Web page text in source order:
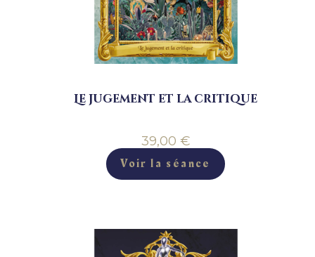
Le jugement et la critique
39,00 €
Voir la séance